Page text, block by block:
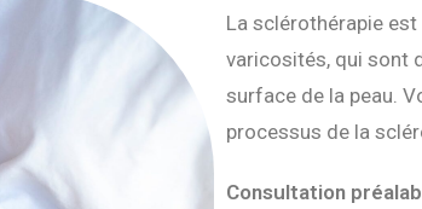
La sclérothérapie
varicosités, qui sont
surface de la peau.
processus de la
Consultation